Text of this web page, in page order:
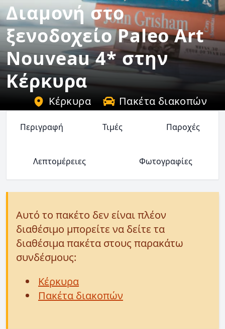
Διαμονή στο
ξενοδοχείο Paleo Art
Nouveau 4* στην
Κέρκυρα
Κέρκυρα Πακέτα διακοπών
Περιγραφή Τιμές Παροχές
Λεπτομέρειες Φωτογραφίες
Αυτό το πακέτο δεν είναι πλέον
διαθέσιμο μπορείτε να δείτε τα
διαθέσιμα πακέτα στους παρακάτω
συνδέσμους:
Κέρκυρα
Πακέτα διακοπών